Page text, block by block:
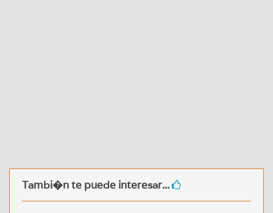
Tambi�n te puede interesar...